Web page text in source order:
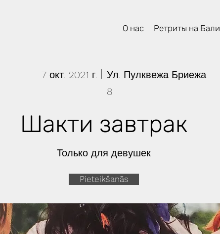
О нас Ретриты на Бали
7 окт. 2021 г.
Ул. Пулквежа Бриежа
8
Шакти завтрак
Только для девушек
Pieteikšanās